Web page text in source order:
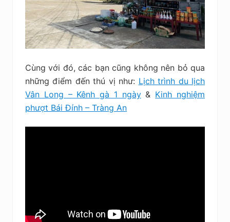
Cùng với đó, các bạn cũng không nên bỏ qua
những điểm đến thú vị như: Lịch trình du lịch
Vân Long – Kênh gà 1 ngày& Kinh nghiệm
phượt Bái Đính – Tràng An